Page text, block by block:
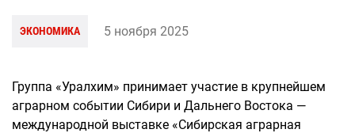
ЭКОНОМИКА 5 ноября 2025
Группа «Уралхим» принимает участие в крупнейшем
аграрном событии Сибири и Дальнего Востока —
международной выставке «Сибирская аграрная